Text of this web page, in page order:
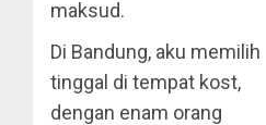
maksud.
Di Bandung, aku memilih
tinggal di tempat kost,
dengan enam orang